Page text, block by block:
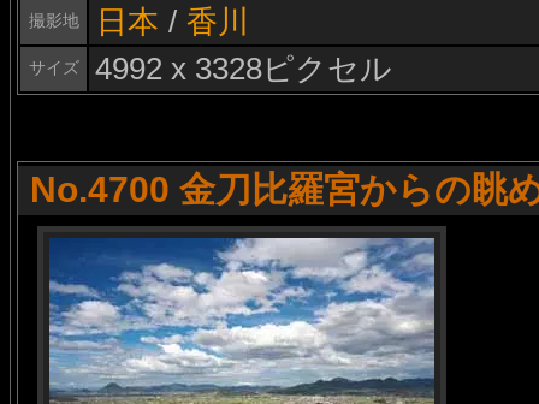
撮影地 日本 / 香川
サイズ 4992 x 3328ピクセル
No.4700 金刀比羅宮からの眺